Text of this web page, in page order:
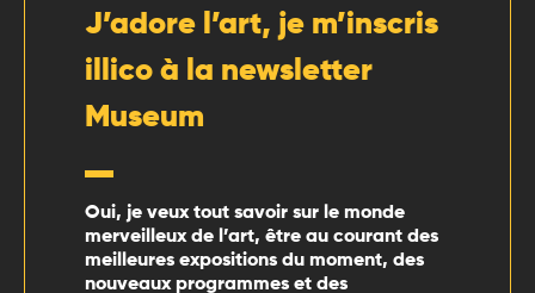
J’adore l’art, je m’inscris
illico à la newsletter
Museum
Oui, je veux tout savoir sur le monde
merveilleux de l’art, être au courant des
meilleures expositions du moment, des
nouveaux programmes et des